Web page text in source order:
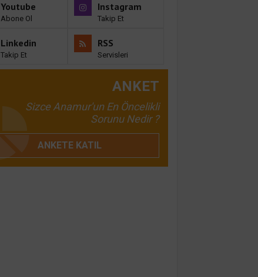
Youtube
Abone Ol
Instagram
Takip Et
Linkedin
Takip Et
RSS
Servisleri
ANKET
Sizce Anamur'un En Öncelikli
Sorunu Nedir ?
ANKETE KATIL